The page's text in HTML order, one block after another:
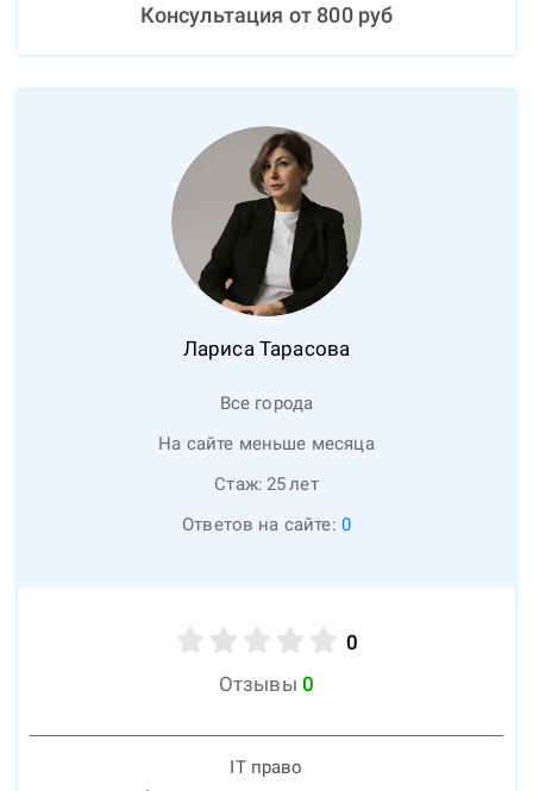
Консультация от 800руб
Лариса Тарасова
Все города
На сайте меньше месяца
Стаж: 25лет
Ответов на сайте: 0
0
Отзывы 0
IT право